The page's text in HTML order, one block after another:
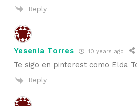
Reply
Yesenia Torres 10 years ago
Te sigo en pinterest como Elda
Reply